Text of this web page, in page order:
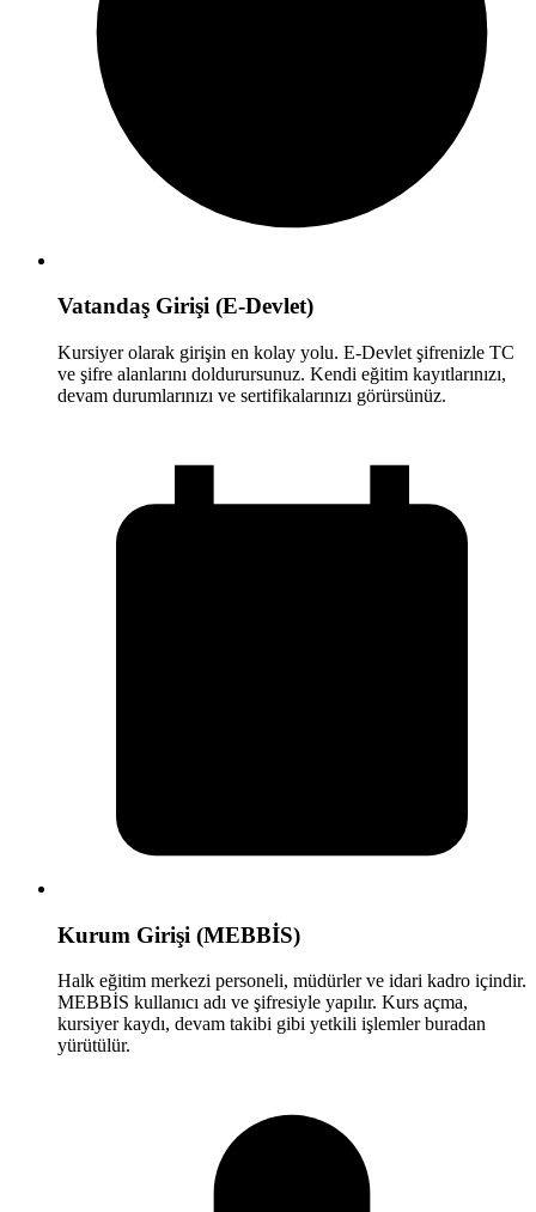
Vatandaş Girişi (E-Devlet)
Kursiyer olarak girişin en kolay yolu. E-Devlet şifrenizle TC
ve şifre alanlarını doldurursunuz. Kendi eğitim kayıtlarınızı,
devam durumlarınızı ve sertifikalarınızı görürsünüz.
Kurum Girişi (MEBBİS)
Halk eğitim merkezi personeli, müdürler ve idari kadro içindir.
MEBBİS kullanıcı adı ve şifresiyle yapılır. Kurs açma,
kursiyer kaydı, devam takibi gibi yetkili işlemler buradan
yürütülür.